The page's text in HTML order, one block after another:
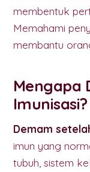
membentuk
Memahami
membantu
Mengapa
Imunisasi?
Demam
imun yang
tubuh, sistem